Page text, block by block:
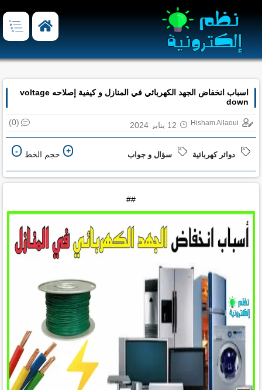
اسباب انخفاض الجهد الكهربائي في المنازل و كيفية إصلاحه voltage
down
Hisham Allaoui 12 يناير 2024 (0)
دوائر كهربائية سؤال و جواب + حجم الخط -
##